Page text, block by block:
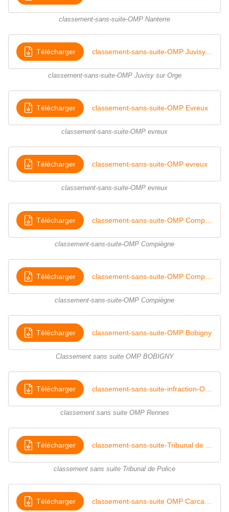
classement-sans-suite-OMP Nanterre
Télécharger
classement-sans-suite-OMP Juvisy sur Orge
Télécharger classement-sans-suite-OMP Evreux
classement-sans-suite-OMP evreux
Télécharger classement-sans-suite-OMP evreux
classement-sans-suite-OMP evreux
Télécharger
classement-sans-suite-OMP Compiègne
Télécharger
classement-sans-suite-OMP Compiègne
Télécharger classement-sans-suite-OMP Bobigny
Classement sans suite OMP BOBIGNY
Télécharger
classement sans suite OMP Rennes
Télécharger
classement sans suite Tribunal de Police
Télécharger